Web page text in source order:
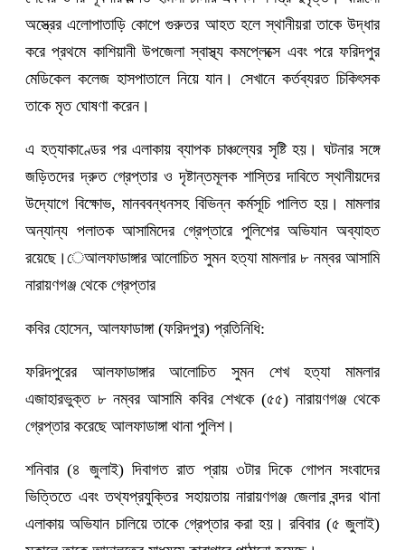
অস্ত্রের এলোপাতাড়ি কোপে গুরুতর আহত হলে স্থানীয়রা তাকে উদ্ধার
করে প্রথমে কাশিয়ানী উপজেলা স্বাস্থ্য কমপ্লেক্সে এবং পরে ফরিদপুর
মেডিকেল কলেজ হাসপাতালে নিয়ে যান। সেখানে কর্তব্যরত চিকিৎসক
তাকে মৃত ঘোষণা করেন।
এ হত্যাকাণ্ডের পর এলাকায় ব্যাপক চাঞ্চল্যের সৃষ্টি হয়। ঘটনার সঙ্গে
জড়িতদের দ্রুত গ্রেপ্তার ও দৃষ্টান্তমূলক শাস্তির দাবিতে স্থানীয়দের
উদ্যোগে বিক্ষোভ, মানববন্ধনসহ বিভিন্ন কর্মসূচি পালিত হয়। মামলার
অন্যান্য পলাতক আসামিদের গ্রেপ্তারে পুলিশের অভিযান অব্যাহত
রয়েছে।েআলফাডাঙ্গার আলোচিত সুমন হত্যা মামলার ৮ নম্বর আসামি
নারায়ণগঞ্জ থেকে গ্রেপ্তার
কবির হোসেন, আলফাডাঙ্গা (ফরিদপুর) প্রতিনিধি:
ফরিদপুরের আলফাডাঙ্গার আলোচিত সুমন শেখ হত্যা মামলার
এজাহারভুক্ত ৮ নম্বর আসামি কবির শেখকে (৫৫) নারায়ণগঞ্জ থেকে
গ্রেপ্তার করেছে আলফাডাঙ্গা থানা পুলিশ।
শনিবার (৪ জুলাই) দিবাগত রাত প্রায় ৩টার দিকে গোপন সংবাদের
ভিত্তিতে এবং তথ্যপ্রযুক্তির সহায়তায় নারায়ণগঞ্জ জেলার বন্দর থানা
এলাকায় অভিযান চালিয়ে তাকে গ্রেপ্তার করা হয়। রবিবার (৫ জুলাই)